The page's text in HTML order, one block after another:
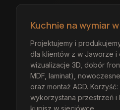
Kuchnie na wymiar
Projektujemy i
dla klientów z w Jaworze i
wizualizacje 3D, dobór
MDF, laminat),
oraz montaż AGD.
wykorzystana przestrzeń i
kupisz w sieciówce.